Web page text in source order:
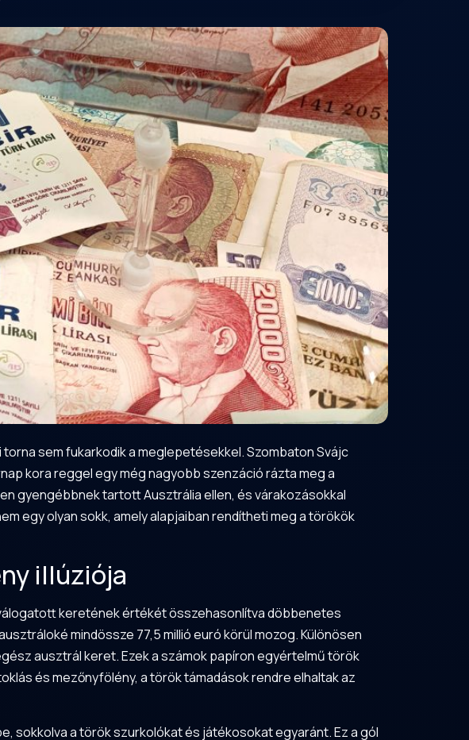
sem fukarkodik a meglepetésekkel. Szombaton Svájc
kora reggel egy még nagyobb szenzáció rázta meg a
gyengébbnek tartott Ausztrália ellen, és várakozásokkal
egy olyan sokk, amely alapjaiban rendítheti meg a törökök
illúziója
keretének értékét összehasonlítva döbbenetes
mindössze 77,5 millió euró körül mozog. Különösen
ausztrál keret. Ezek a számok papíron egyértelmű török
és mezőnyfölény, a török támadások rendre elhaltak az
sokkolva a török szurkolókat és játékosokat egyaránt. Ez a gól